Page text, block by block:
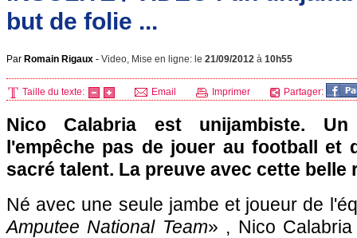
but de folie ...
Par Romain Rigaux - Video, Mise en ligne: le 21/09/2012 à 10h55
Taille du texte: Email Imprimer Partager:
Nico Calabria est unijambiste.
l'empêche pas de jouer au football et
sacré talent. La preuve avec cette belle
Né avec une seule jambe et joueur de
Amputee National Team» , Nico